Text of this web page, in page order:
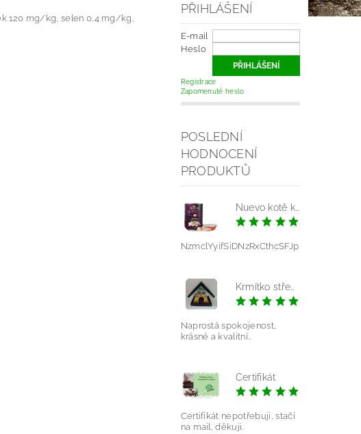
120 mg/kg, selen 0,4 mg/kg,
PŘIHLÁŠENÍ
E-mail
Heslo
Registrace
Zapomenuté heslo
POSLEDNÍ
HODNOCENÍ
PRODUKTŮ
NzmclYyifSiDNzRxCthcSFJp
Naprostá spokojenost,
krásné a kvalitní..
Certifikát
Certifikát nepotřebuji, stačí
na mail, děkuji.